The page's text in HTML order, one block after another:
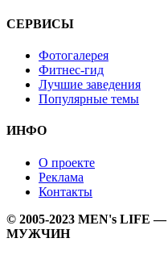
СЕРВИСЫ
Фотогалерея
Фитнес-гид
Лучшие заведения
Популярные темы
ИНФО
О проекте
Реклама
Контакты
© 2005-2023 MEN's
МУЖЧИН